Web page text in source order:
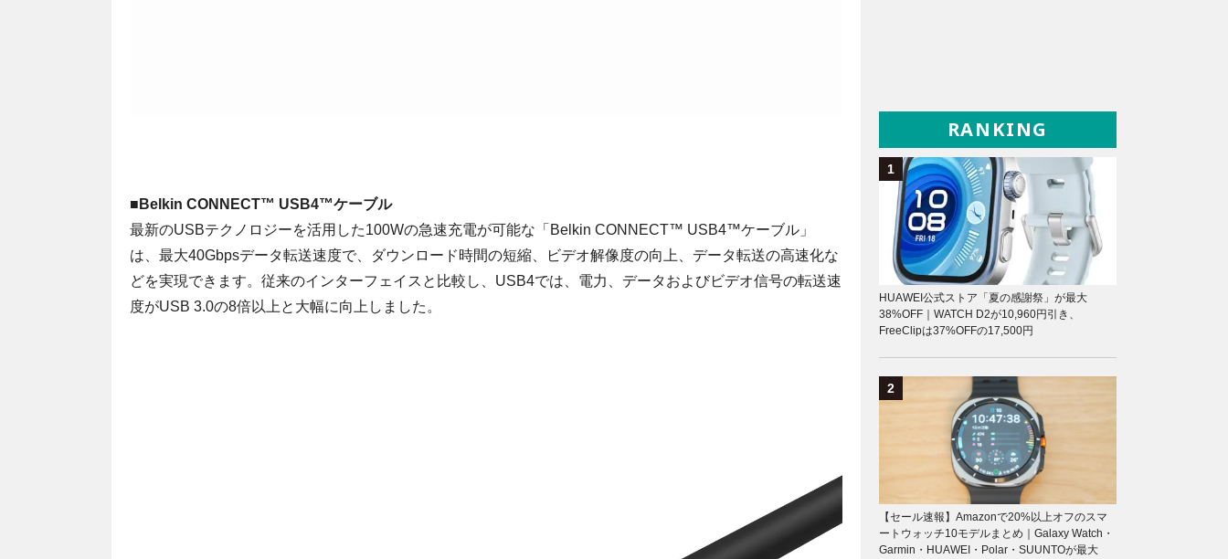
■Belkin CONNECT™ USB4™ケーブル
最新のUSBテクノロジーを活用した100Wの急速充電が可能な「Belkin CONNECT™ USB4™ケーブル」
は、最大40Gbpsデータ転送速度で、ダウンロード時間の短縮、ビデオ解像度の向上、データ転送の高速化な
どを実現できます。従来のインターフェイスと比較し、USB4では、電力、データおよびビデオ信号の転送速
度がUSB 3.0の8倍以上と大幅に向上しました。
RANKING
HUAWEI公式ストア「夏の感謝祭」が最大
38%OFF｜WATCH D2が10,960円引き、
FreeClipは37%OFFの17,500円
【セール速報】Amazonで20%以上オフのスマ
ートウォッチ10モデルまとめ｜Galaxy Watch・
Garmin・HUAWEI・Polar・SUUNTOが最大